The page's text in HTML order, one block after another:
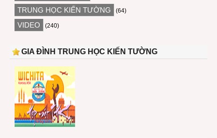
TRUNG HỌC KIẾN TƯỜNG (64)
VIDEO (240)
GIA ĐÌNH TRUNG HỌC KIẾN TƯỜNG